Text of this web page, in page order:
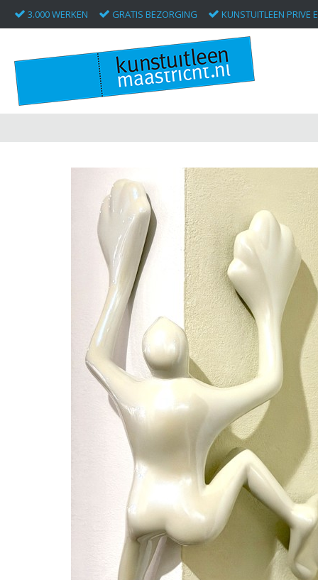
3.000 WERKEN GRATIS BEZORGING KUNSTUITLEEN PRIVE